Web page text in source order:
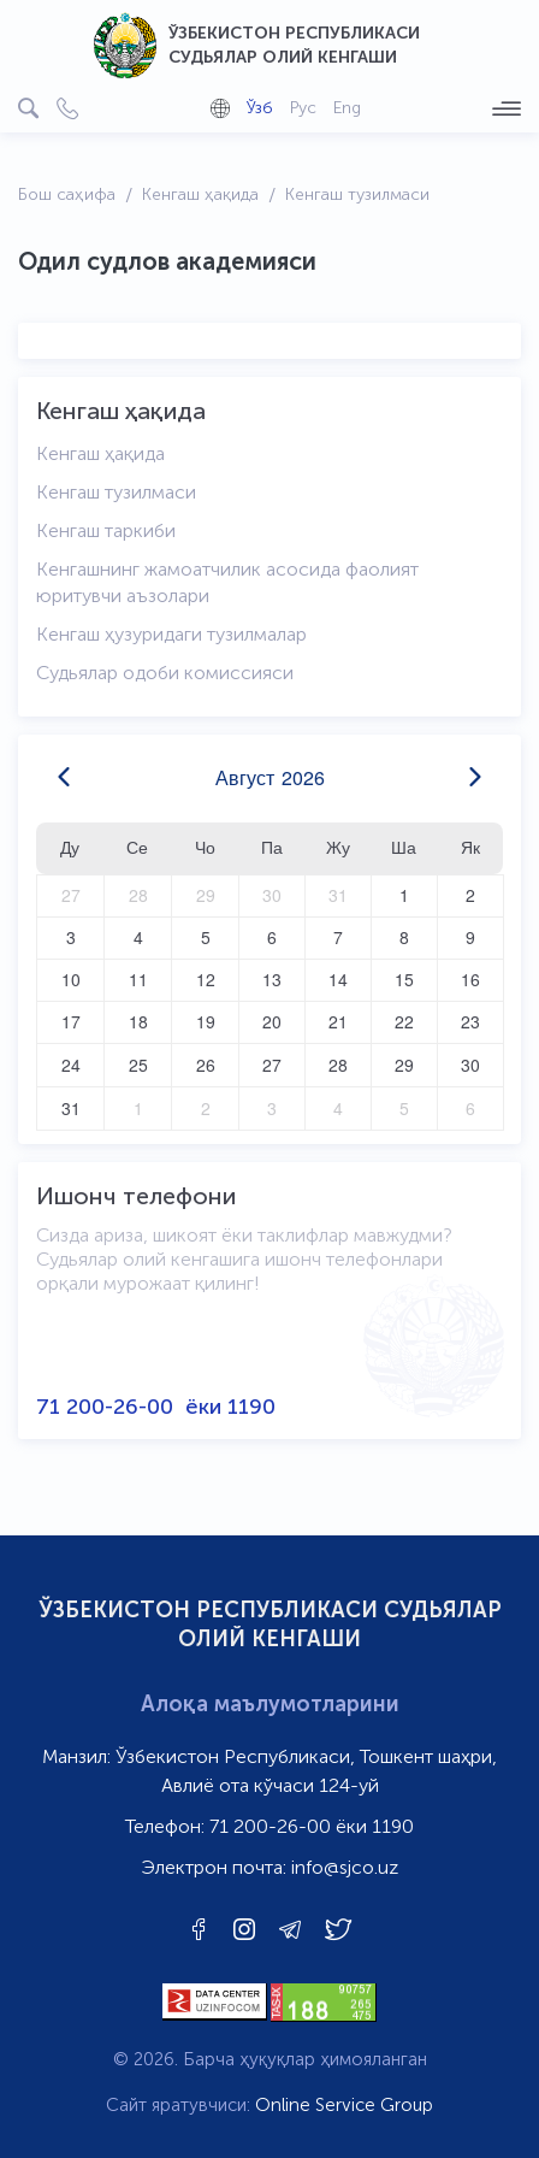
ЎЗБЕКИСТОН РЕСПУБЛИКАСИ
СУДЬЯЛАР ОЛИЙ КЕНГАШИ
Ўзб Рус Eng
Бош саҳифа Кенгаш ҳақида Кенгаш тузилмаси
Одил судлов академияси
Кенгаш ҳақида
Кенгаш ҳақида
Кенгаш тузилмаси
Кенгаш таркиби
Кенгашнинг жамоатчилик асосида фаолият
юритувчи аъзолари
Кенгаш ҳузуридаги тузилмалар
Cудьялар одоби комиссияси
Август 2026
Ду Се Чо Па Жу Ша
Як
27
28 29 30 31 1
2
3
4 5 6 7 8
9
10
11 12 13 14 15
16
17
18 19 20 21 22
23
24
25 26 27 28 29
30
31
1 2 3 4 5 6
Ишонч телефони
Сизда ариза, шикоят ёки таклифлар мавжудми?
Судьялар олий кенгашига ишонч телефонлари
орқали мурожаат қилинг!
71 200-26-00 ёки 1190
ЎЗБЕКИСТОН РЕСПУБЛИКАСИ СУДЬЯЛАР
ОЛИЙ КЕНГАШИ
Алоқа маълумотларини
Манзил: Ўзбекистон Республикаси, Тошкент шаҳри,
Авлиё ота кўчаси 124-уй
Телефон: 71 200-26-00 ёки 1190
Электрон почта: info@sjco.uz
© 2026. Барча ҳуқуқлар ҳимояланган
Сайт яратувчиси: Online Service Group